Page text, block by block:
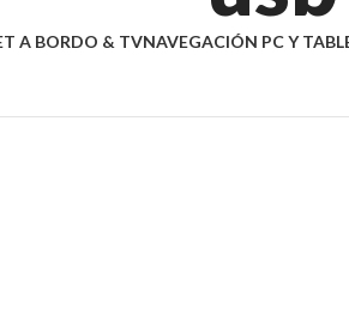
A BORDO & TVNAVEGACIÓN PC Y